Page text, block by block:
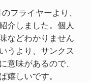
フライヤーより、
介しました。個人
などわかりません
うより、サンクス
意味があるので、
嬉しいです。